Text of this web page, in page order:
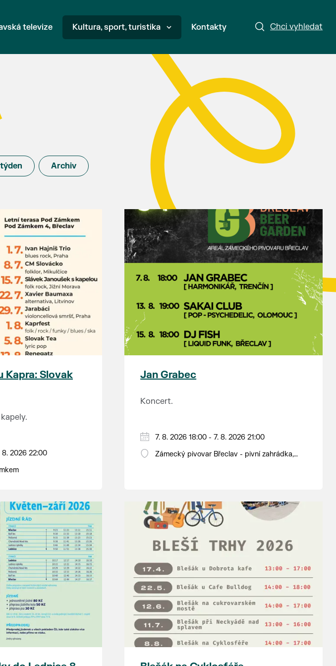
Chci vyhledat
televize Kultura, sport, turistika Kontakty
Archiv
Kapra: Slovak
2026 22:00
Jan Grabec
Koncert.
7. 8. 2026 18:00 - 7. 8. 2026 21:00
Zámecký pivovar Břeclav - pivní zahrádka,